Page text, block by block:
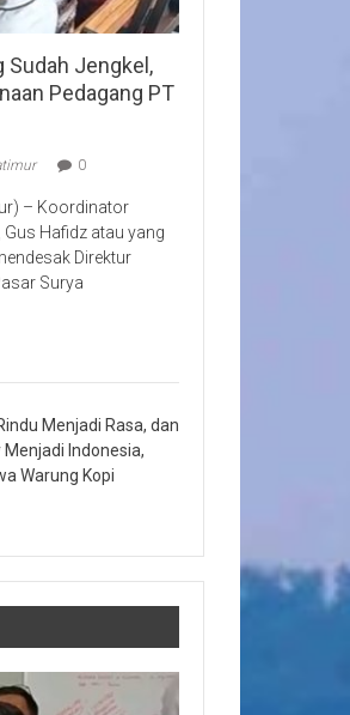
Sudah Jengkel,
Pedagang PT
0
– Koordinator
Hafidz atau yang
Direktur
Surya
Menjadi Rasa, dan
Menjadi Indonesia,
Warung Kopi